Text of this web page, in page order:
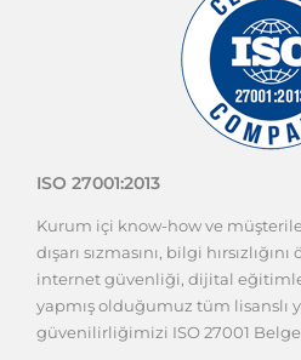
ISO 27001:2013
Kurum içi know-how ve
dışarı sızmasını, bilgi
internet güvenliği, dijital
yapmış olduğumuz tüm lisanslı
güvenilirliğimizi ISO 27001